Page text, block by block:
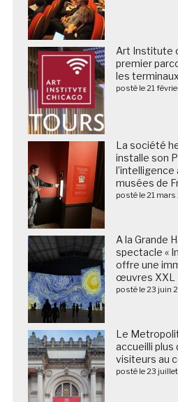
Art Institute
premier
les
posté le 21
La société
installe son
musées de
posté le 21
A la Grande
spectacle «
offre une
œuvres XXL
posté le 23 juin
Le
accueilli plus
visiteurs au
posté le 23